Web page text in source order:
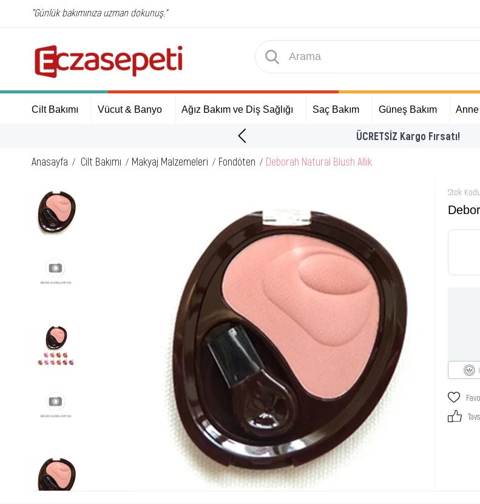
"Günlük bakımınıza uzman dokunuş."
Cilt Bakımı Vücut & Banyo Ağız Bakım ve Diş Sağlığı Saç Bakım Güneş Bakım
ÜCRETSİZ Kargo Fırsatı!
Anasayfa
Cilt Bakımı Makyaj Malzemeleri Fondöten Deborah Natural Blush Allık
Stok Kodu